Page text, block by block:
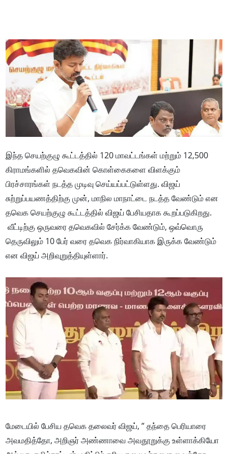
இந்த செயற்குழு கூட்டத்தில் 120 மாவட்டங்கள் மற்றும் 12,500
கிராமங்களில் தவெகவின் கொள்கைகளை விளக்கும்
பிரச்சாரங்கள் நடத்த முடிவு செய்யப்பட்டுள்ளது. விஜய்
சுற்றுப்பயணத்திற்கு முன், மாநில மாநாட்டை நடத்த வேண்டும் என
தவெக செயற்குழு கூட்டத்தில் விஜய் பேசியதாக கூறப்படுகிறது.
வீட்டிற்கு ஒருவரை தவெகவில் சேர்க்க வேண்டும், ஒவ்வொரு
தெருவிலும் 10 பேர் வரை தவெக நிர்வாகியாக இருக்க வேண்டும்
என விஜய் அறிவுறுத்தியுள்ளார்.
மேடையில் பேசிய தவெக தலைவர் விஜய், ” தந்தை பெரியாரை
அவமதித்தோ, அறிஞர் அண்ணாவை அவதூறுக்கு உள்ளாக்கியோ